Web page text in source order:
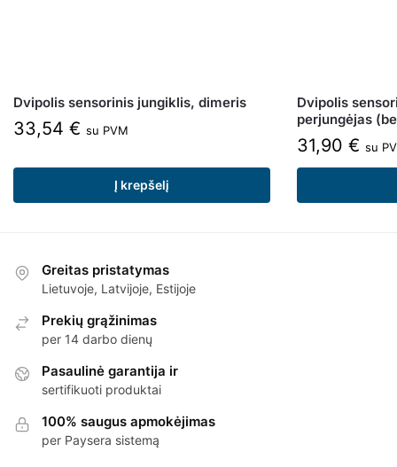
Dvipolis sensorinis jungiklis, dimeris
33,54 € su PVM
Į krepšelį
Dvipolis
perjungėjas
31,90 € su
Greitas pristatymas
Lietuvoje, Latvijoje, Estijoje
Prekių grąžinimas
per 14 darbo dienų
Pasaulinė garantija ir
sertifikuoti produktai
100% saugus apmokėjimas
per Paysera sistemą